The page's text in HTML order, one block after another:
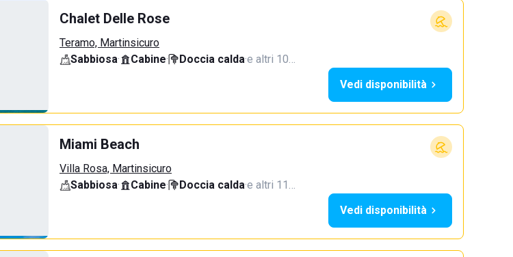
Chalet Delle Rose
Teramo, Martinsicuro
Sabbiosa· Cabine· Doccia calda·e altri 10…
Vedi disponibilità
Miami Beach
Villa Rosa, Martinsicuro
Sabbiosa· Cabine· Doccia calda·e altri 11…
Vedi disponibilità